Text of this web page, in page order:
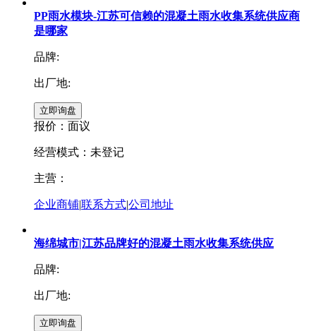
PP雨水模块-江苏可信赖的混凝土雨水收集系统供应商
是哪家
品牌:
出厂地:
报价： 面议
经营模式：未登记
主营：
企业商铺|联系方式|公司地址
海绵城市|江苏品牌好的混凝土雨水收集系统供应
品牌:
出厂地: